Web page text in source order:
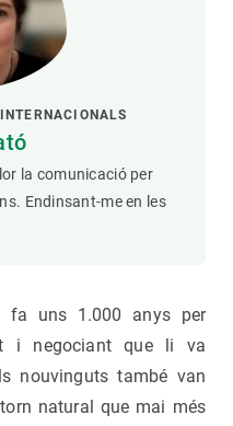
la comunicació per
Endinsant-me en les
fa uns 1.000 anys per
i negociant que li va
nouvinguts també van
natural que mai més